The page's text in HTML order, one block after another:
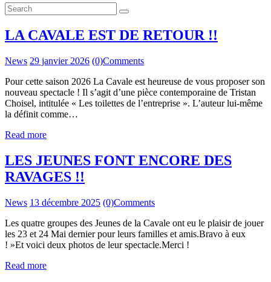
LA CAVALE EST DE RETOUR !!
News 29 janvier 2026 (0)Comments
Pour cette saison 2026 La Cavale est heureuse de vous proposer son
nouveau spectacle ! Il s’agit d’une pièce contemporaine de Tristan
Choisel, intitulée « Les toilettes de l’entreprise ». L’auteur lui-même
la définit comme…
Read more
LES JEUNES FONT ENCORE DES
RAVAGES !!
News 13 décembre 2025 (0)Comments
Les quatre groupes des Jeunes de la Cavale ont eu le plaisir de jouer
les 23 et 24 Mai dernier pour leurs familles et amis.Bravo à eux
! »Et voici deux photos de leur spectacle.Merci !
Read more